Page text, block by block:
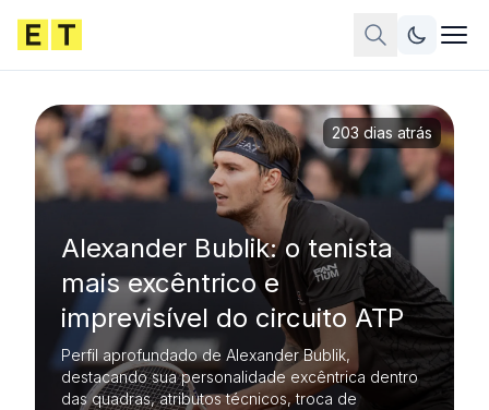
Alexander Bublik: o tenista
mais excêntrico e
imprevisível do circuito ATP
Perfil aprofundado de Alexander Bublik,
destacando sua personalidade excêntrica dentro
das quadras, atributos técnicos, troca de
203 dias atrás